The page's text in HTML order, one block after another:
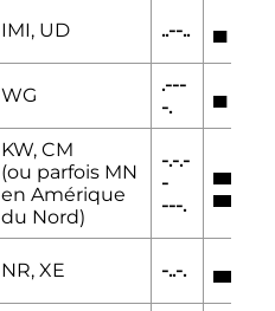
IMI, UD ..--.. ▄
WG
.---
-.
▄
KW, CM
(ou parfois MN
en Amérique
du Nord)
-.-.-
-
---.
▄▄▄
▄▄▄
NR, XE -..-. ▄▄▄